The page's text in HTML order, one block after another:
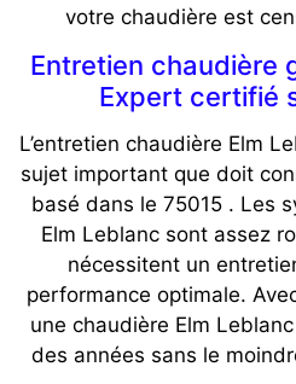
votre chaudière est
Entretien chaudière
Expert certifié
L’entretien chaudière Elm
sujet important que doit
basé dans le 75015 . Les
Elm Leblanc sont assez
nécessitent un
performance optimale.
une chaudière Elm
des années sans le